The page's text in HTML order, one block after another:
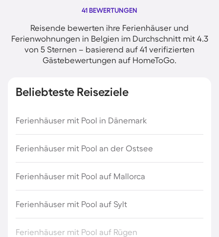
41 BEWERTUNGEN
Reisende bewerten ihre Ferienhäuser und
Ferienwohnungen in Belgien im Durchschnitt mit 4.3
von 5 Sternen – basierend auf 41 verifizierten
Gästebewertungen auf HomeToGo.
Beliebteste Reiseziele
Ferienhäuser mit Pool in Dänemark
Ferienhäuser mit Pool an der Ostsee
Ferienhäuser mit Pool auf Mallorca
Ferienhäuser mit Pool auf Sylt
Ferienhäuser mit Pool auf Rügen